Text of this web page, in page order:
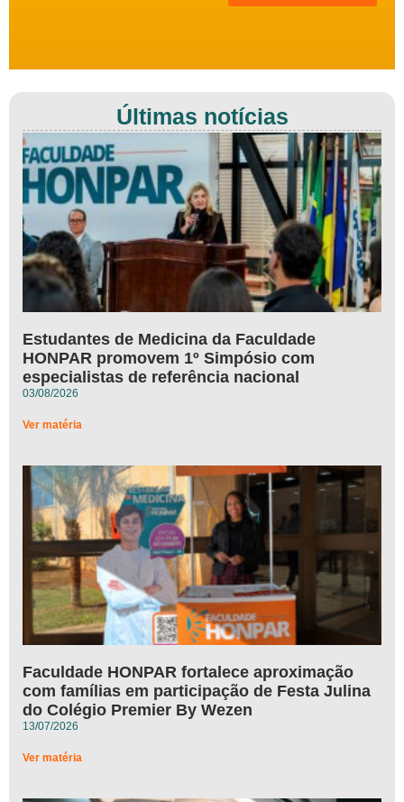
Últimas notícias
Estudantes de Medicina da Faculdade
HONPAR promovem 1º Simpósio com
especialistas de referência nacional
03/08/2026
Ver matéria
Faculdade HONPAR fortalece aproximação
com famílias em participação de Festa Julina
do Colégio Premier By Wezen
13/07/2026
Ver matéria